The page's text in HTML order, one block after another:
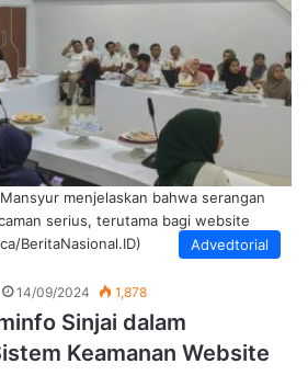
Advedtorial
menjelaskan bahwa serangan
serius, terutama bagi website
BeritaNasional.ID)
14/09/2024 1,878
Sinjai dalam
Keamanan Website